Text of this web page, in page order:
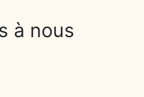
à nous